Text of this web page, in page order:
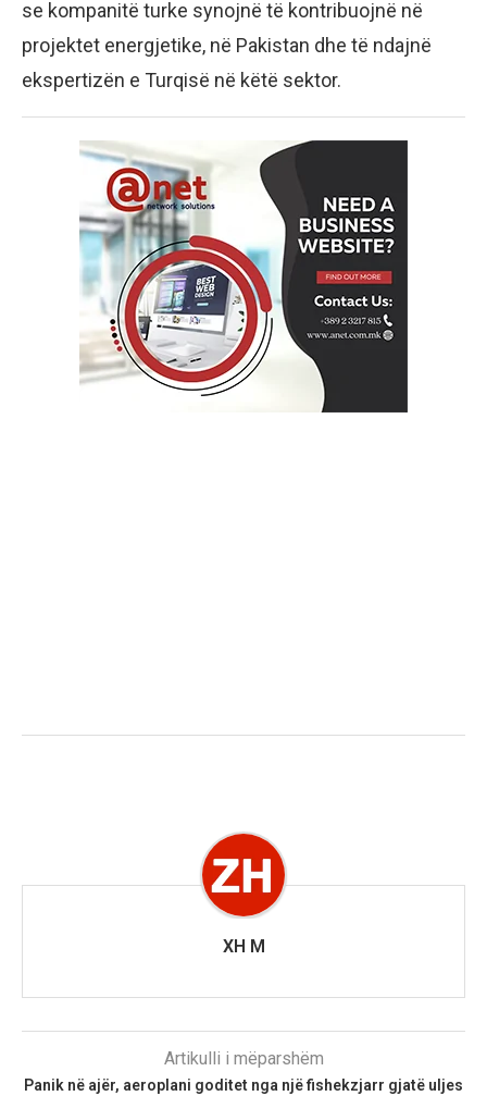
se kompanitë turke synojnë të kontribuojnë në
projektet energjetike, në Pakistan dhe të ndajnë
ekspertizën e Turqisë në këtë sektor.
XH M
Artikulli i mëparshëm
Panik në ajër, aeroplani goditet nga një fishekzjarr gjatë uljes